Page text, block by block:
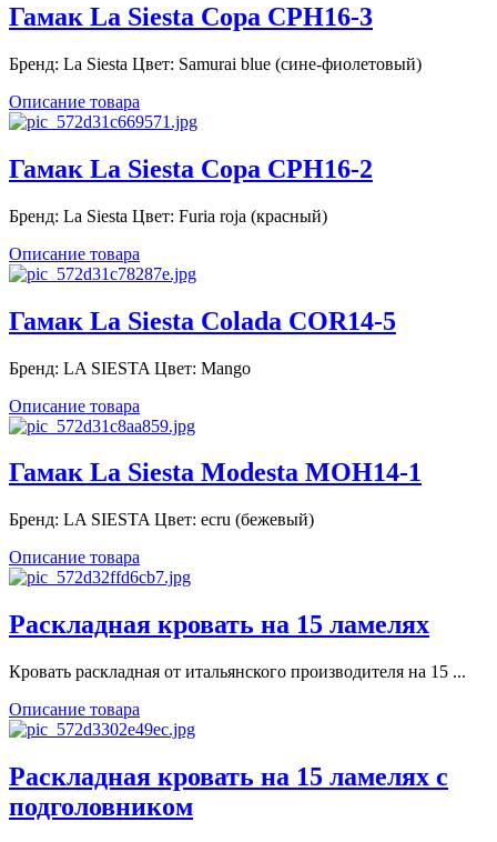
Гамак La Siesta Copa CPH16-3
Бренд: La Siesta Цвет: Samurai blue (сине-фиолетовый)
Описание товара
Гамак La Siesta Copa CPH16-2
Бренд: La Siesta Цвет: Furia roja (красный)
Описание товара
Гамак La Siesta Colada COR14-5
Бренд: LA SIESTA Цвет: Mango
Описание товара
Гамак La Siesta Modesta MOH14-1
Бренд: LA SIESTA Цвет: ecru (бежевый)
Описание товара
Раскладная кровать на 15 ламелях
Кровать раскладная от итальянского производителя на 15 ...
Описание товара
Раскладная кровать на 15 ламелях с
подголовником